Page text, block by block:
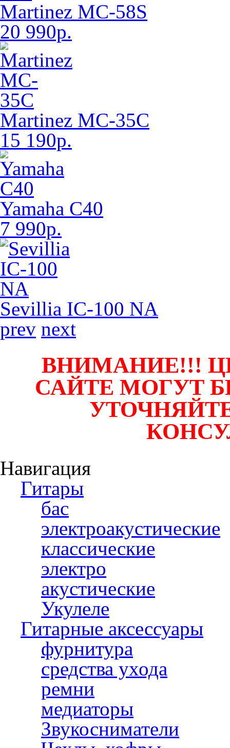
Martinez MC-58S
20 990р.
Martinez MC-35C
15 190р.
Yamaha C40
7 990р.
Sevillia IC-100 NA
prev next
ВНИМАНИЕ!!!
САЙТЕ МОГУТ
Навигация
Гитары
бас
электроакустические
классические
электро
акустические
Укулеле
Гитарные аксессуары
фурнитура
средства ухода
ремни
медиаторы
Звукосниматели